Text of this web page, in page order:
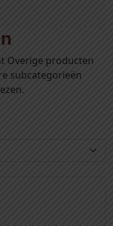
Overige producten
subcategorieën